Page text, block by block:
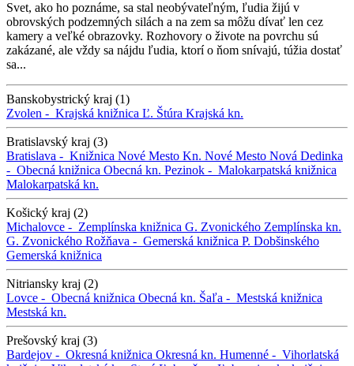
Svet, ako ho poznáme, sa stal neobývateľným, ľudia žijú v
obrovských podzemných silách a na zem sa môžu dívať len cez
kamery a veľké obrazovky. Rozhovory o živote na povrchu sú
zakázané, ale vždy sa nájdu ľudia, ktorí o ňom snívajú, túžia dostať
sa...
Banskobystrický kraj (1)
Zvolen - Krajská knižnica Ľ. Štúra Krajská kn.
Bratislavský kraj (3)
Bratislava - Knižnica Nové Mesto Kn. Nové Mesto Nová Dedinka
- Obecná knižnica Obecná kn. Pezinok - Malokarpatská knižnica
Malokarpatská kn.
Košický kraj (2)
Michalovce - Zemplínska knižnica G. Zvonického Zemplínska kn.
G. Zvonického Rožňava - Gemerská knižnica P. Dobšinského
Gemerská knižnica
Nitriansky kraj (2)
Lovce - Obecná knižnica Obecná kn. Šaľa - Mestská knižnica
Mestská kn.
Prešovský kraj (3)
Bardejov - Okresná knižnica Okresná kn. Humenné - Vihorlatská